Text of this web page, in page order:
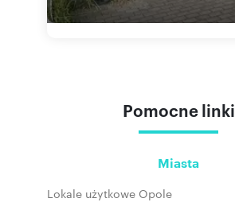
Pomocne linki
Miasta
Lokale użytkowe Opole